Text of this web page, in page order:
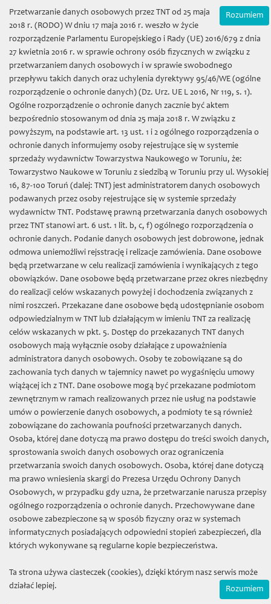
Zamówienia on-line
Wybierz język:
Mój koszyk | (0) 0 zł
Towarzystwo Naukowe w
Toruniu
Toggle
TNT
Nowości
Filologiczno filozoficzna
Fontes
Popularnonaukowe
Poza seriami
Prace Archeologiczne
Roczniki Towarzystwa Naukowego
Sectio D (Botanica)
Sectio E (Zoologia)
Sectio F (Astronomia)
Sectio G (Physiologia)
Sectio H (Medicina)
Rozumiem
Przetwarzanie danych osobowych przez TNT od 25 maja
2018 r. (RODO) W dniu 17 maja 2016 r. weszło w życie
rozporządzenie Parlamentu Europejskiego i Rady (UE) 2016/679 z dnia
27 kwietnia 2016 r. w sprawie ochrony osób fizycznych w związku z
przetwarzaniem danych osobowych i w sprawie swobodnego
przepływu takich danych oraz uchylenia dyrektywy 95/46/WE (ogólne
rozporządzenie o ochronie danych) (Dz. Urz. UE L 2016, Nr 119, s. 1).
Ogólne rozporządzenie o ochronie danych zacznie być aktem
bezpośrednio stosowanym od dnia 25 maja 2018 r. W związku z
powyższym, na podstawie art. 13 ust. 1 i 2 ogólnego rozporządzenia o
ochronie danych informujemy osoby rejestrujące się w systemie
sprzedaży wydawnictw Towarzystwa Naukowego w Toruniu, że:
Towarzystwo Naukowe w Toruniu z siedzibą w Toruniu przy ul. Wysokiej
16, 87-100 Toruń (dalej: TNT) jest administratorem danych osobowych
podawanych przez osoby rejestrujące się w systemie sprzedaży
wydawnictw TNT. Podstawę prawną przetwarzania danych osobowych
przez TNT stanowi art. 6 ust. 1 lit. b, c, f) ogólnego rozporządzenia o
ochronie danych. Podanie danych osobowych jest dobrowone, jednak
odmowa uniemożliwi rejsstrację i relizacje zamówienia. Dane osobowe
będą przetwarzane w celu realizacji zamówienia i wynikających z tego
obowiązków. Dane osobowe będą przetwarzane przez okres niezbędny
do realizacji celów wskazanych powyżej i dochodzenia związanych z
nimi roszczeń. Przekazane dane osobowe będą udostępnianie osobom
odpowiedzialnym w TNT lub działającym w imieniu TNT za realizację
celów wskazanych w pkt. 5. Dostęp do przekazanych TNT danych
osobowych mają wyłącznie osoby działające z upoważnienia
administratora danych osobowych. Osoby te zobowiązane są do
zachowania tych danych w tajemnicy nawet po wygaśnięciu umowy
wiążącej ich z TNT. Dane osobowe mogą być przekazane podmiotom
zewnętrznym w ramach realizowanych przez nie usług na podstawie
umów o powierzenie danych osobowych, a podmioty te są również
zobowiązane do zachowania poufności przetwarzanych danych.
Osoba, której dane dotyczą ma prawo dostępu do treści swoich danych,
sprostowania swoich danych osobowych oraz ograniczenia
przetwarzania swoich danych osobowych. Osoba, której dane dotyczą
ma prawo wniesienia skargi do Prezesa Urzędu Ochrony Danych
Osobowych, w przypadku gdy uzna, że przetwarzanie narusza przepisy
ogólnego rozporządzenia o ochronie danych. Przechowywane dane
osobowe zabezpieczone są w sposób fizyczny oraz w systemach
informatycznych posiadających odpowiedni stopień zabezpieczeń, dla
których wykonywane są regularne kopie bezpieczeństwa.
Ta strona używa ciasteczek (cookies), dzięki którym nasz serwis może
działać lepiej.
Rozumiem